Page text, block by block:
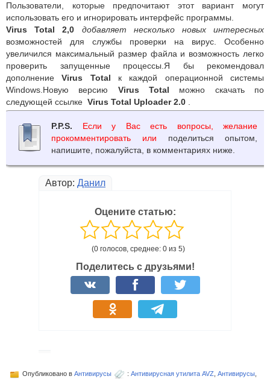
Пользователи, которые предпочитают этот вариант могут
использовать его и игнорировать интерфейс программы.
Virus Total 2,0
добавляет несколько новых интересных
возможностей для службы проверки на вирус. Особенно
увеличился максимальный размер файла и возможность легко
проверить запущенные процессы.Я бы рекомендовал
дополнениеVirus Total к каждой операционной системы
Windows.Новую версию Virus Total можно скачать по
следующей ссылке Virus Total Uploader 2.0
P.P.S.
Если у Вас есть вопросы, желание
прокомментировать или поделиться опытом,
напишите, пожалуйста, в комментариях ниже.
Автор: Данил
Оцените статью:
(0 голосов, среднее: 0 из 5)
Поделитесь с друзьями!
Опубликовано в Антивирусы : Антивирусная утилита AVZ Антивирусы